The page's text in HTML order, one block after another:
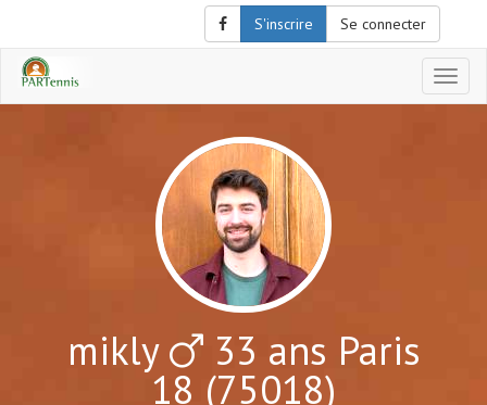
S'inscrire Se connecter
le
mikly 33 ans Paris
18 (75018)